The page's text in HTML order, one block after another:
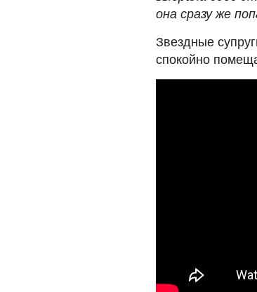
она сразу же
Звездные
спокойно